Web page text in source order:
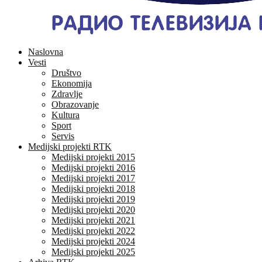
Naslovna
Vesti
Društvo
Ekonomija
Zdravlje
Obrazovanje
Kultura
Sport
Servis
Medijski projekti RTK
Medijski projekti 2015
Medijski projekti 2016
Medijski projekti 2017
Medijski projekti 2018
Medijski projekti 2019
Medijski projekti 2020
Medijski projekti 2021
Medijski projekti 2022
Medijski projekti 2024
Medijski projekti 2025